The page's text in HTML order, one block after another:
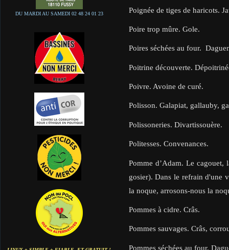
DU MARDI AU SAMEDI 02 48 24 01 23 Poignée de tiges de haricots.
Poire trop mûre. Gole.
Poires séchées au four.
Poitrine découverte.
Poivre. Avoine de curé.
Polisson. Galapiat, gallauby,
Polissoneries. Divartissouère.
Politesses. Convenances.
Pomme d’Adam. Le
gosier). Dans le refrain d'une
la noque, arrosons-nous la
Pommes à cidre. Crâs.
Pommes sauvages. Crâs,
Pommes séchées au four.